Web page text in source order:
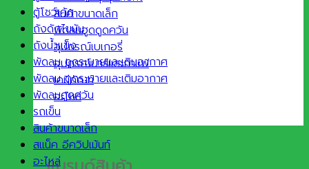
สินค้าขนาดเล็ก
พัดลมฮูดดูดควัน
อุปกรณ์เบเกอรี่
อุปกรณ์บาร์และกาแฟ
เคมีภัณฑ์
อะไหล่
ตู้โชว์เค้ก
ถังดักไขมัน
ถังน้ำแข็ง
พัดลม ดูดระบายและเติมอากาศ
พัดลม ดูดระบายและเติมอากาศ
พัดลมดูดควัน
รถเข็น
สินค้าขนาดเล็ก
สแน็ค อีควิปเม้นท์
อะไหล่